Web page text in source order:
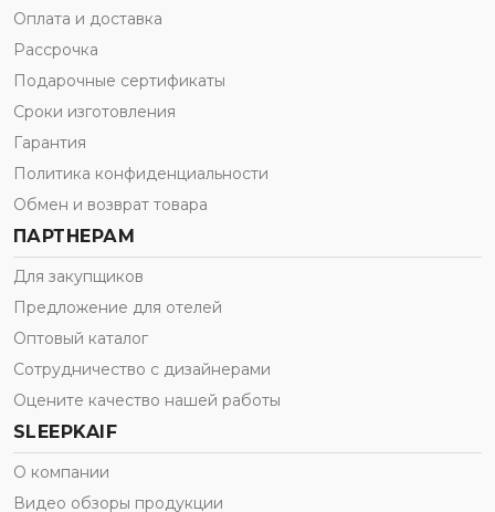
Оплата и доставка
Рассрочка
Подарочные сертификаты
Сроки изготовления
Гарантия
Политика конфиденциальности
Обмен и возврат товара
ПАРТНЕРАМ
Для закупщиков
Предложение для отелей
Оптовый каталог
Сотрудничество с дизайнерами
Оцените качество нашей работы
SLEEPKAIF
О компании
Видео обзоры продукции